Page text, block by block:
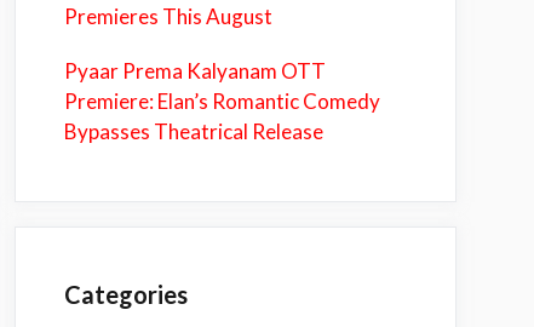
Premieres This August
Pyaar Prema Kalyanam OTT
Premiere: Elan’s Romantic Comedy
Bypasses Theatrical Release
Categories